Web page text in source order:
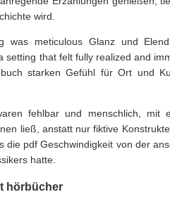
wird.
was meticulous Glanz und
setting that felt fully realized and
starken Gefühl für Ort und
fehlbar und menschlich, mit
ließ, anstatt nur fiktive
die pdf Geschwindigkeit von der
hatte.
hörbücher